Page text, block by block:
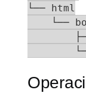
└── html
└──